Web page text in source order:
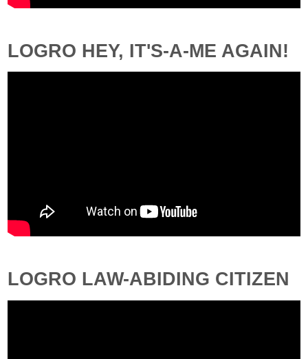
LOGRO HEY, IT'S-A-ME AGAIN!
LOGRO LAW-ABIDING CITIZEN